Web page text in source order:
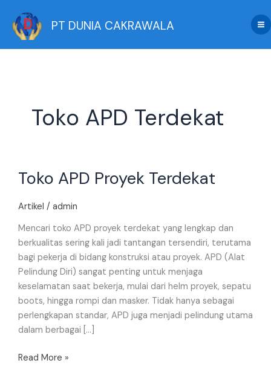
content
PT DUNIA CAKRAWALA
Toko APD Terdekat
Toko APD Proyek Terdekat
Artikel / admin
Mencari toko APD proyek terdekat yang lengkap dan
berkualitas sering kali jadi tantangan tersendiri, terutama
bagi pekerja di bidang konstruksi atau proyek. APD (Alat
Pelindung Diri) sangat penting untuk menjaga
keselamatan saat bekerja, mulai dari helm proyek, sepatu
boots, hingga rompi dan masker. Tidak hanya sebagai
perlengkapan standar, APD juga menjadi pelindung utama
dalam berbagai […]
APD
Terdekat
Read More »